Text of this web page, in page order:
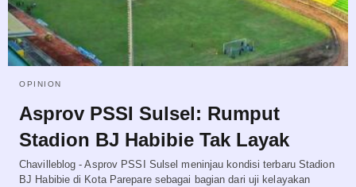
OPINION
Asprov PSSI Sulsel: Rumput
Stadion BJ Habibie Tak Layak
Chavilleblog - Asprov PSSI Sulsel meninjau kondisi terbaru Stadion
BJ Habibie di Kota Parepare sebagai bagian dari uji kelayakan